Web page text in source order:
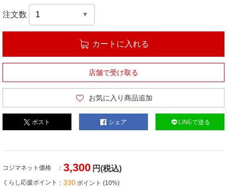
注文数
カートに入れる
店舗で受け取る
お気に入り商品追加
ポスト シェア LINEで送る
コジマネット価格 3,300 円(税込)
くらし応援ポイント 330 ポイント (10%)